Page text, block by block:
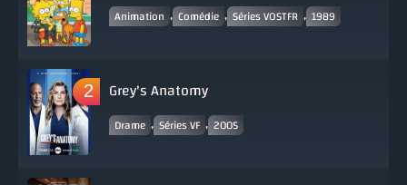
Animation , Comédie , Séries VOSTFR , 1989
Grey's Anatomy
Drame , Séries VF , 2005